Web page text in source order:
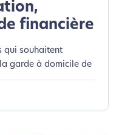
financière
qui souhaitent
garde à domicile de